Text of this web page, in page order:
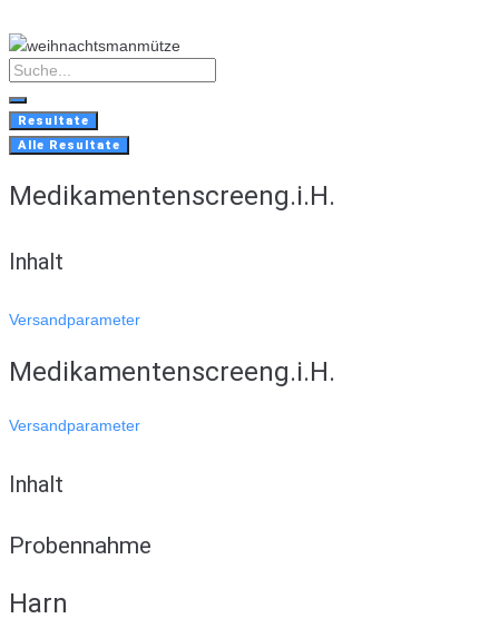
to
content
Search
...
Resultate
Alle Resultate
Medikamentenscreeng.i.H.
Inhalt
Versandparameter
Medikamentenscreeng.i.H.
Versandparameter
Inhalt
Probennahme
Harn